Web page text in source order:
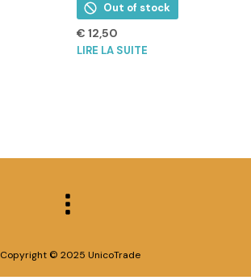
Out of stock
€ 12,50
LIRE LA SUITE
Copyright © 2025 UnicoTrade